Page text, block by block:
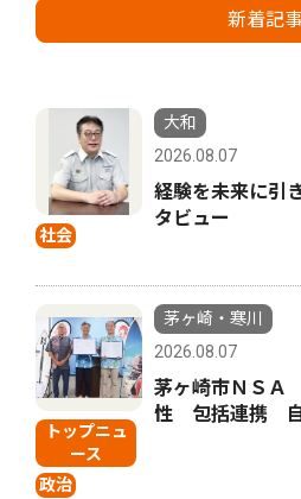
新着記
社会
大和
2026.08.07
経験を未来に引
タビュー
トップニュ
ース
政治
茅ヶ崎・寒川
2026.08.07
茅ヶ崎市ＮＳＡ
性 包括連携 自